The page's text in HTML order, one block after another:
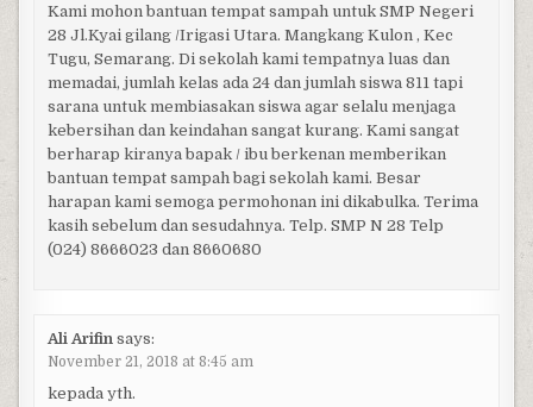
Kami mohon bantuan tempat sampah untuk SMP Negeri
28 Jl.Kyai gilang /Irigasi Utara. Mangkang Kulon , Kec
Tugu, Semarang. Di sekolah kami tempatnya luas dan
memadai, jumlah kelas ada 24 dan jumlah siswa 811 tapi
sarana untuk membiasakan siswa agar selalu menjaga
kebersihan dan keindahan sangat kurang. Kami sangat
berharap kiranya bapak / ibu berkenan memberikan
bantuan tempat sampah bagi sekolah kami. Besar
harapan kami semoga permohonan ini dikabulka. Terima
kasih sebelum dan sesudahnya. Telp. SMP N 28 Telp
(024) 8666023 dan 8660680
Ali Arifin says:
November 21, 2018 at 8:45 am
kepada yth.